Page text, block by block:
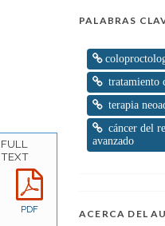
PALABRAS
tratamiento
terapia
cáncer del
avanzado
ACERCA DEL
FULL
TEXT
PDF